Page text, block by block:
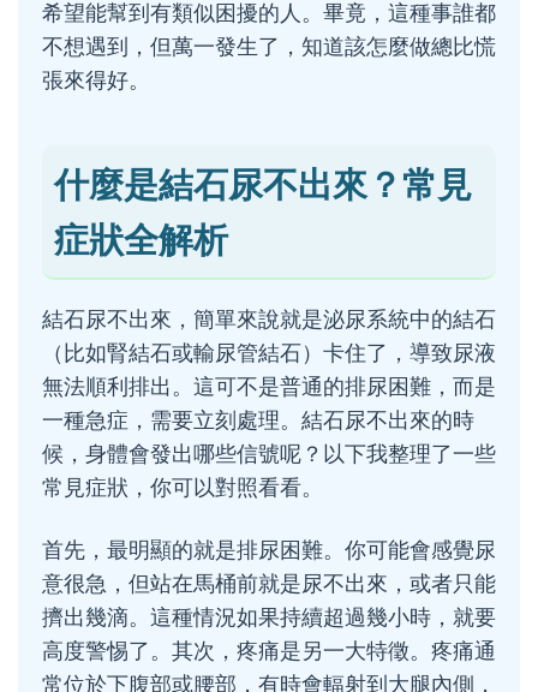
希望能幫到有類似困擾的人。畢竟，這種事誰都
不想遇到，但萬一發生了，知道該怎麼做總比慌
張來得好。
什麼是結石尿不出來？常見
症狀全解析
結石尿不出來，簡單來說就是泌尿系統中的結石
（比如腎結石或輸尿管結石）卡住了，導致尿液
無法順利排出。這可不是普通的排尿困難，而是
一種急症，需要立刻處理。結石尿不出來的時
候，身體會發出哪些信號呢？以下我整理了一些
常見症狀，你可以對照看看。
首先，最明顯的就是排尿困難。你可能會感覺尿
意很急，但站在馬桶前就是尿不出來，或者只能
擠出幾滴。這種情況如果持續超過幾小時，就要
高度警惕了。其次，疼痛是另一大特徵。疼痛通
常位於下腹部或腰部，有時會輻射到大腿內側，